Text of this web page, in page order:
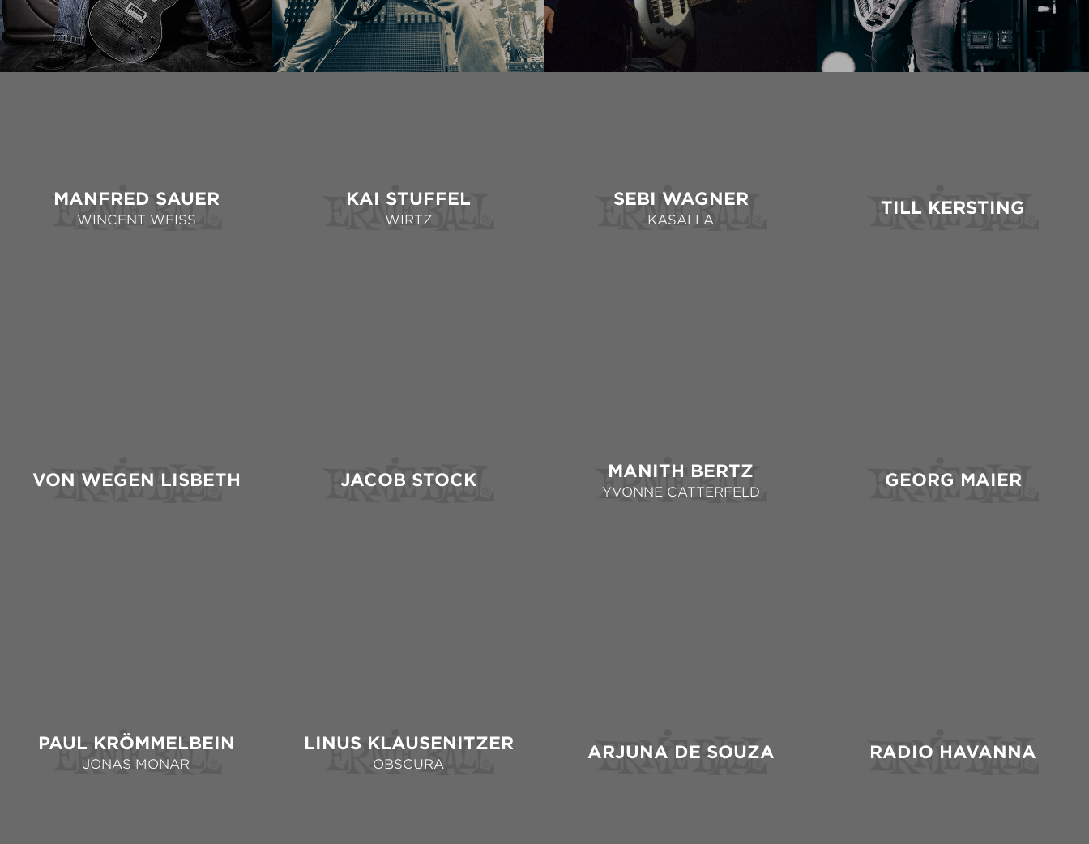
MANFRED SAUER
WINCENT WEISS
KAI STUFFEL
WIRTZ
SEBI WAGNER
KASALLA
TILL KERSTING
VON WEGEN LISBETH JACOB STOCK MANITH BERTZ
YVONNE CATTERFELD
GEORG MAIER
PAUL KRÖMMELBEIN
JONAS MONAR
LINUS KLAUSENITZER
OBSCURA
ARJUNA DE SOUZA RADIO HAVANNA